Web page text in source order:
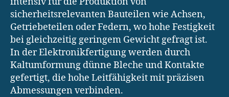
sicherheitsrelevanten Bauteilen wie Achsen,
Getriebeteilen oder Federn, wo hohe Festigkeit
bei gleichzeitig geringem Gewicht gefragt ist.
In der Elektronikfertigung werden durch
Kaltumformung dünne Bleche und Kontakte
gefertigt, die hohe Leitfähigkeit mit präzisen
Abmessungen verbinden.